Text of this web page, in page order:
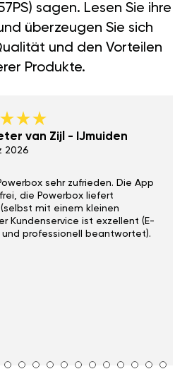
sagen. Lesen Sie ihre
überzeugen Sie sich
und den Vorteilen
Produkte.
van Zijl - IJmuiden
2026
sehr zufrieden. Die App
die Powerbox liefert
mit einem kleinen
Kundenservice ist exzellent (E-
und professionell beantwortet).